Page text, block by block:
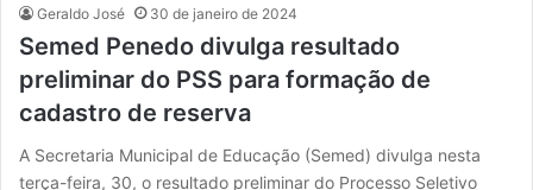
Geraldo José 30 de janeiro de 2024
Semed Penedo divulga resultado
preliminar do PSS para formação de
cadastro de reserva
A Secretaria Municipal de Educação (Semed) divulga nesta
terça-feira, 30, o resultado preliminar do Processo Seletivo